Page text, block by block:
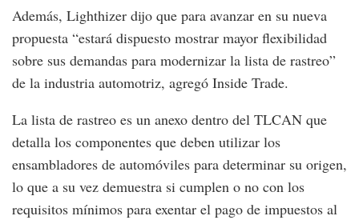
Además, Lighthizer dijo que para avanzar en su nueva
propuesta “estará dispuesto mostrar mayor flexibilidad
sobre sus demandas para modernizar la lista de rastreo”
de la industria automotriz, agregó Inside Trade.
La lista de rastreo es un anexo dentro del TLCAN que
detalla los componentes que deben utilizar los
ensambladores de automóviles para determinar su origen,
lo que a su vez demuestra si cumplen o no con los
requisitos mínimos para exentar el pago de impuestos al